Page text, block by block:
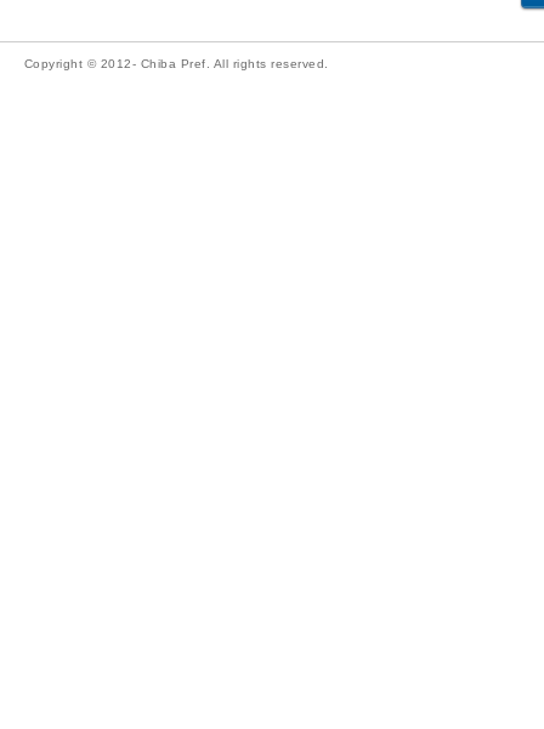
Copyright © 2012- Chiba Pref. All rights reserved.